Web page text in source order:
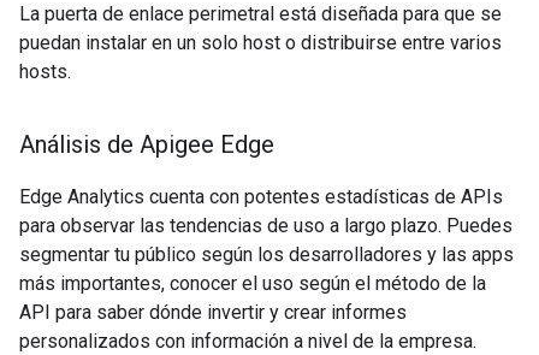
La puerta de enlace perimetral está diseñada para que se
puedan instalar en un solo host o distribuirse entre varios
hosts.
Análisis de Apigee Edge
Edge Analytics cuenta con potentes estadísticas de APIs
para observar las tendencias de uso a largo plazo. Puedes
segmentar tu público según los desarrolladores y las apps
más importantes, conocer el uso según el método de la
API para saber dónde invertir y crear informes
personalizados con información a nivel de la empresa.